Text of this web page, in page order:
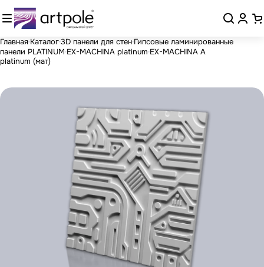
Главная Каталог3D панели для стен Гипсовые ламинированные
панели PLATINUM EX-MACHINA platinum EX-MACHINA A
platinum (мат)